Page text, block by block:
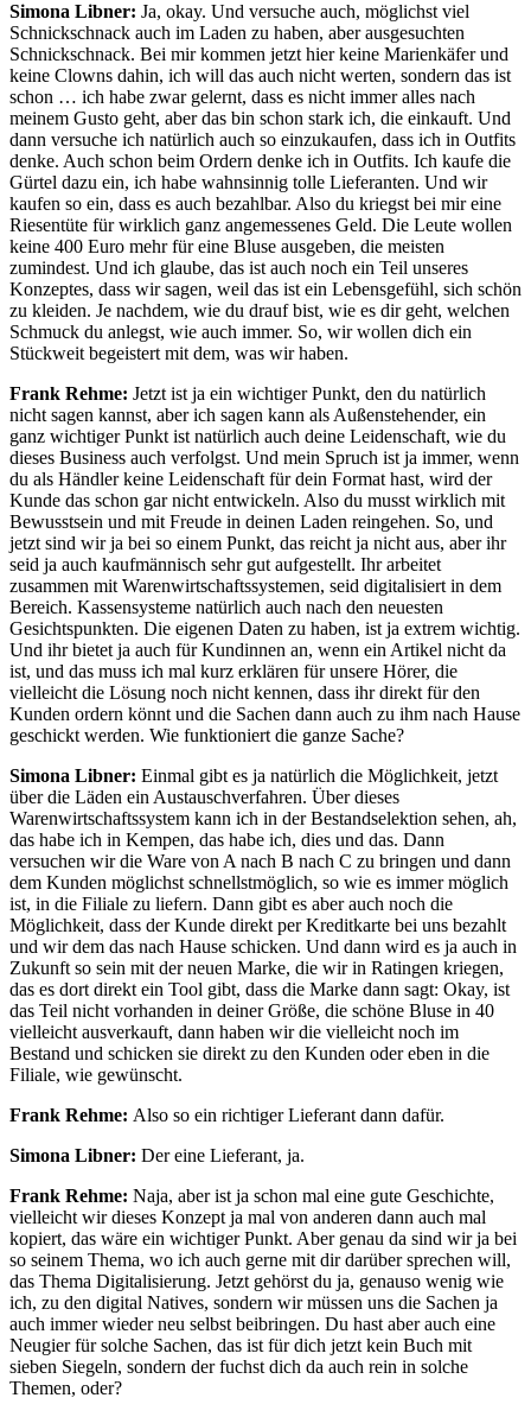
Simona Libner: Ja, okay. Und versuche auch, möglichst viel
Schnickschnack auch im Laden zu haben, aber ausgesuchten
Schnickschnack. Bei mir kommen jetzt hier keine Marienkäfer und
keine Clowns dahin, ich will das auch nicht werten, sondern das ist
schon … ich habe zwar gelernt, dass es nicht immer alles nach
meinem Gusto geht, aber das bin schon stark ich, die einkauft. Und
dann versuche ich natürlich auch so einzukaufen, dass ich in Outfits
denke. Auch schon beim Ordern denke ich in Outfits. Ich kaufe die
Gürtel dazu ein, ich habe wahnsinnig tolle Lieferanten. Und wir
kaufen so ein, dass es auch bezahlbar. Also du kriegst bei mir eine
Riesentüte für wirklich ganz angemessenes Geld. Die Leute wollen
keine 400 Euro mehr für eine Bluse ausgeben, die meisten
zumindest. Und ich glaube, das ist auch noch ein Teil unseres
Konzeptes, dass wir sagen, weil das ist ein Lebensgefühl, sich schön
zu kleiden. Je nachdem, wie du drauf bist, wie es dir geht, welchen
Schmuck du anlegst, wie auch immer. So, wir wollen dich ein
Stückweit begeistert mit dem, was wir haben.
Frank Rehme: Jetzt ist ja ein wichtiger Punkt, den du natürlich
nicht sagen kannst, aber ich sagen kann als Außenstehender, ein
ganz wichtiger Punkt ist natürlich auch deine Leidenschaft, wie du
dieses Business auch verfolgst. Und mein Spruch ist ja immer, wenn
du als Händler keine Leidenschaft für dein Format hast, wird der
Kunde das schon gar nicht entwickeln. Also du musst wirklich mit
Bewusstsein und mit Freude in deinen Laden reingehen. So, und
jetzt sind wir ja bei so einem Punkt, das reicht ja nicht aus, aber ihr
seid ja auch kaufmännisch sehr gut aufgestellt. Ihr arbeitet
zusammen mit Warenwirtschaftssystemen, seid digitalisiert in dem
Bereich. Kassensysteme natürlich auch nach den neuesten
Gesichtspunkten. Die eigenen Daten zu haben, ist ja extrem wichtig.
Und ihr bietet ja auch für Kundinnen an, wenn ein Artikel nicht da
ist, und das muss ich mal kurz erklären für unsere Hörer, die
vielleicht die Lösung noch nicht kennen, dass ihr direkt für den
Kunden ordern könnt und die Sachen dann auch zu ihm nach Hause
geschickt werden. Wie funktioniert die ganze Sache?
Simona Libner: Einmal gibt es ja natürlich die Möglichkeit, jetzt
über die Läden ein Austauschverfahren. Über dieses
Warenwirtschaftssystem kann ich in der Bestandselektion sehen, ah,
das habe ich in Kempen, das habe ich, dies und das. Dann
versuchen wir die Ware von A nach B nach C zu bringen und dann
dem Kunden möglichst schnellstmöglich, so wie es immer möglich
ist, in die Filiale zu liefern. Dann gibt es aber auch noch die
Möglichkeit, dass der Kunde direkt per Kreditkarte bei uns bezahlt
und wir dem das nach Hause schicken. Und dann wird es ja auch in
Zukunft so sein mit der neuen Marke, die wir in Ratingen kriegen,
das es dort direkt ein Tool gibt, dass die Marke dann sagt: Okay, ist
das Teil nicht vorhanden in deiner Größe, die schöne Bluse in 40
vielleicht ausverkauft, dann haben wir die vielleicht noch im
Bestand und schicken sie direkt zu den Kunden oder eben in die
Filiale, wie gewünscht.
Frank Rehme: Also so ein richtiger Lieferant dann dafür.
Simona Libner: Der eine Lieferant, ja.
Frank Rehme: Naja, aber ist ja schon mal eine gute Geschichte,
vielleicht wir dieses Konzept ja mal von anderen dann auch mal
kopiert, das wäre ein wichtiger Punkt. Aber genau da sind wir ja bei
so seinem Thema, wo ich auch gerne mit dir darüber sprechen will,
das Thema Digitalisierung. Jetzt gehörst du ja, genauso wenig wie
ich, zu den digital Natives, sondern wir müssen uns die Sachen ja
auch immer wieder neu selbst beibringen. Du hast aber auch eine
Neugier für solche Sachen, das ist für dich jetzt kein Buch mit
sieben Siegeln, sondern der fuchst dich da auch rein in solche
Themen, oder?